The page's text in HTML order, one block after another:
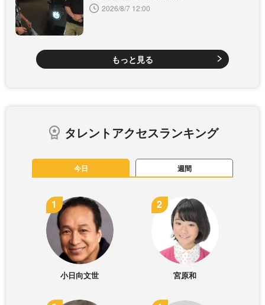
2026/8/7 12:00
もっと見る
タレントアクセスランキング
今日 週間
小日向文世 宮原和